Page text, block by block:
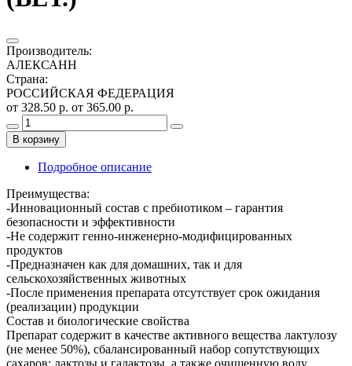
Производитель:
АЛЕКСАНН
Страна:
РОССИЙСКАЯ ФЕДЕРАЦИЯ
от 328.50 р. от 365.00 р.
В корзину
Подробное описание
Преимущества:
-Инновационный состав с пребиотиком – гарантия
безопасности и эффективности
-Не содержит генно-инженерно-модифицированных
продуктов
-Предназначен как для домашних, так и для
сельскохозяйственных животных
-После применения препарата отсутствует срок ожидания
(реализации) продукции
Состав и биологические свойства
Препарат содержит в качестве активного вещества лактулозу
(не менее 50%), сбалансированный набор сопутствующих
сахаров: лактозы и галактозы, а также очищенную воду